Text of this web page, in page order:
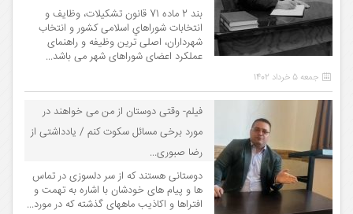
بند 2 ماده 71 قانون تشکیلات، وظایف و
انتخابات شوراهاي اسلامی کشور و انتخاب
شهرداران، اصلی ترین وظیفه و راهنمای
عملکرد اعضای شوراهای شهر می باشد...
جمعه 5 خرداد 1402
فیلم- وقتی دوستان از من می خواهند در
مورد برخی مسائل سکوت کنم / یادداشتی از
رضا صبوری...
دوستانی هستند که از سر دلسوزی در تماس
ها و پیام های خودشان با اشاره به تهمت و
افتراها و اکاذیب ماههای گذشته که در مورد...